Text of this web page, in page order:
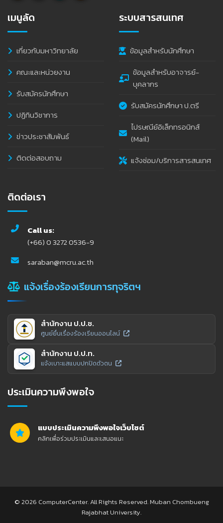
เมนูลัด
เกี่ยวกับมหาวิทยาลัย
คณะและหน่วยงาน
รับสมัครนักศึกษา
ปฏิทินวิชาการ
ข่าวประชาสัมพันธ์
ติดต่อสอบถาม
ระบบสารสนเทศ
ข้อมูลสำหรับนักศึกษา
ข้อมูลสำหรับอาจารย์-
บุคลากร
รับสมัครนักศึกษา ป.ตรี
ไปรษณีย์อิเล็กทรอนิกส์
(Mail)
แจ้งซ่อม/บริการสารสนเทศ
ติดต่อเรา
Call us:
(+66) 0 3272 0536-9
saraban@mcru.ac.th
แจ้งเรื่องร้องเรียนการทุจริตฯ
สำนักงาน ป.ป.ช.
ศูนย์ยื่นเรื่องร้องเรียนออนไลน์
สำนักงาน ป.ป.ท.
แจ้งเบาะแสแบบปกปิดตัวตน
ประเมินความพึงพอใจ
แบบประเมินความพึงพอใจเว็บไซต์
คลิกเพื่อร่วมประเมินและเสนอแนะ
© 2026 ComputerCenter. All Rights Reserved. Muban Chombueng
Rajabhat University.